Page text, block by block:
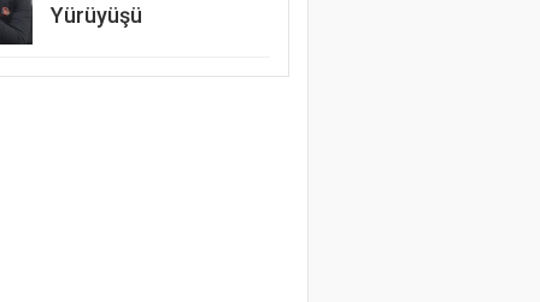
Yürüyüşü